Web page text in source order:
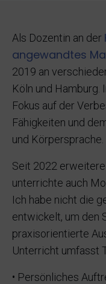
Als Dozentin an der
angewandtes
2019 an
Köln und Hamburg.
Fokus auf der
Fähigkeiten und
und Körpersprache.
Seit 2022
unterrichte auch
Ich habe nicht die
entwickelt, um den
praxisorientierte
Unterricht umfasst
• Persönliches